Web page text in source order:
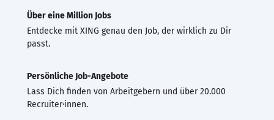
Über eine Million Jobs
Entdecke mit XING genau den Job, der wirklich zu Dir
passt.
Persönliche Job-Angebote
Lass Dich finden von Arbeitgebern und über 20.000
Recruiter·innen.